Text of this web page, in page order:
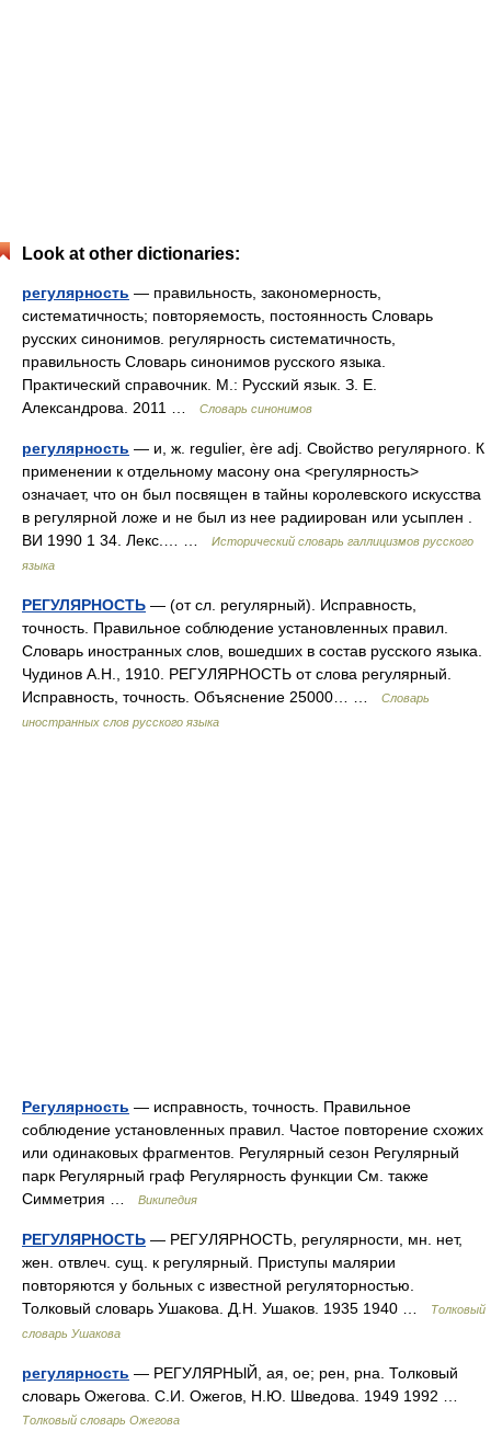
Look at other dictionaries:
регулярность — правильность, закономерность,
систематичность; повторяемость, постоянность Словарь
русских синонимов. регулярность систематичность,
правильность Словарь синонимов русского языка.
Практический справочник. М.: Русский язык. З. Е.
Александрова. 2011 …
Словарь синонимов
регулярность — и, ж. regulier, ère adj. Свойство регулярного. К
применении к отдельному масону она <регулярность>
означает, что он был посвящен в тайны королевского искусства
в регулярной ложе и не был из нее радиирован или усыплен .
ВИ 1990 1 34. Лекс.… …
Исторический словарь галлицизмов русского
языка
РЕГУЛЯРНОСТЬ — (от сл. регулярный). Исправность,
точность. Правильное соблюдение установленных правил.
Словарь иностранных слов, вошедших в состав русского языка.
Чудинов А.Н., 1910. РЕГУЛЯРНОСТЬ от слова регулярный.
Исправность, точность. Объяснение 25000… …
Словарь
иностранных слов русского языка
Регулярность — исправность, точность. Правильное
соблюдение установленных правил. Частое повторение схожих
или одинаковых фрагментов. Регулярный сезон Регулярный
парк Регулярный граф Регулярность функции См. также
Симметрия …
Википедия
РЕГУЛЯРНОСТЬ — РЕГУЛЯРНОСТЬ, регулярности, мн. нет,
жен. отвлеч. сущ. к регулярный. Приступы малярии
повторяются у больных с известной регуляторностью.
Толковый словарь Ушакова. Д.Н. Ушаков. 1935 1940 …
Толковый
словарь Ушакова
регулярность — РЕГУЛЯРНЫЙ, ая, ое; рен, рна. Толковый
словарь Ожегова. С.И. Ожегов, Н.Ю. Шведова. 1949 1992 …
Толковый словарь Ожегова